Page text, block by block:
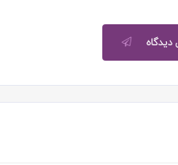
دیدگاه